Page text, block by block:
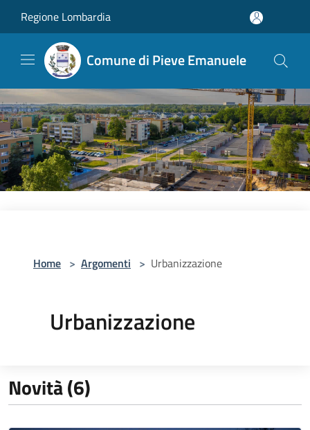
Regione Lombardia
Comune di Pieve Emanuele
Home > Argomenti > Urbanizzazione
Urbanizzazione
Novità (6)